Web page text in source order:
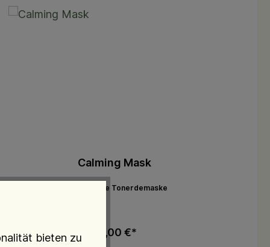
Calming Mask
beruhigende Tonerdemaske
59,00 €*
bieten zu